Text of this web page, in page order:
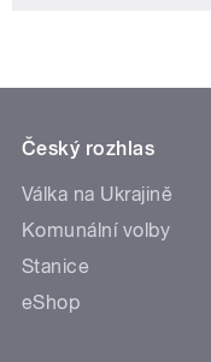
Český rozhlas
Válka na Ukrajině
Komunální volby
Stanice
eShop